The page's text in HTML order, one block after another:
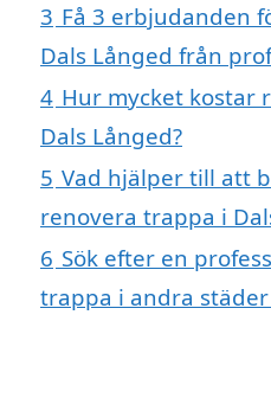
3 Få 3 erbjudanden
Dals Långed från
4 Hur mycket kostar
Dals Långed?
5 Vad hjälper till att
renovera trappa i
6 Sök efter en
trappa i andra